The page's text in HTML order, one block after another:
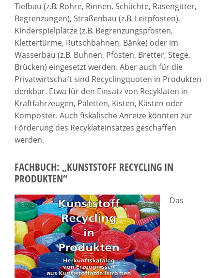
Tiefbau (z.B. Rohre, Rinnen, Schächte, Rasengitter,
Begrenzungen), Straßenbau (z.B. Leitpfosten),
Kinderspielplätze (z.B. Begrenzungspfosten,
Klettertürme, Rutschbahnen, Bänke) oder im
Wasserbau (z.B. Buhnen, Pfosten, Bretter, Stege,
Brücken) eingesetzt werden. Aber auch für die
Privatwirtschaft sind Recyclingquoten in Produkten
denkbar. Etwa für den Einsatz von Recyklaten in
Kraftfahrzeugen, Paletten, Kisten, Kästen oder
Komposter. Auch fiskalische Anreize könnten zur
Förderung des Recyklateinsatzes geschaffen
werden.
FACHBUCH: „KUNSTSTOFF RECYCLING IN
PRODUKTEN“
Das